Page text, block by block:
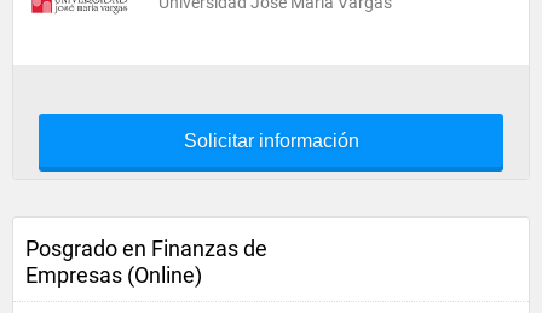
Solicitar información
Posgrado en Finanzas de
Empresas (Online)